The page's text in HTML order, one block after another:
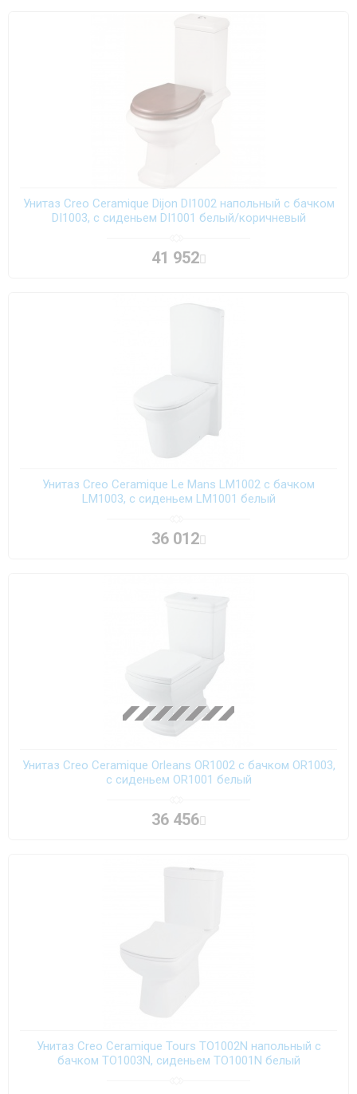
Унитаз Creo Ceramique Dijon DI1002 напольный с бачком
DI1003, с сиденьем DI1001 белый/коричневый
41 952
Унитаз Creo Ceramique Le Mans LM1002 с бачком
LM1003, с сиденьем LM1001 белый
36 012
Унитаз Creo Ceramique Orleans OR1002 с бачком OR1003,
с сиденьем OR1001 белый
36 456
Унитаз Creo Ceramique Tours TO1002N напольный с
бачком TO1003N, сиденьем TO1001N белый